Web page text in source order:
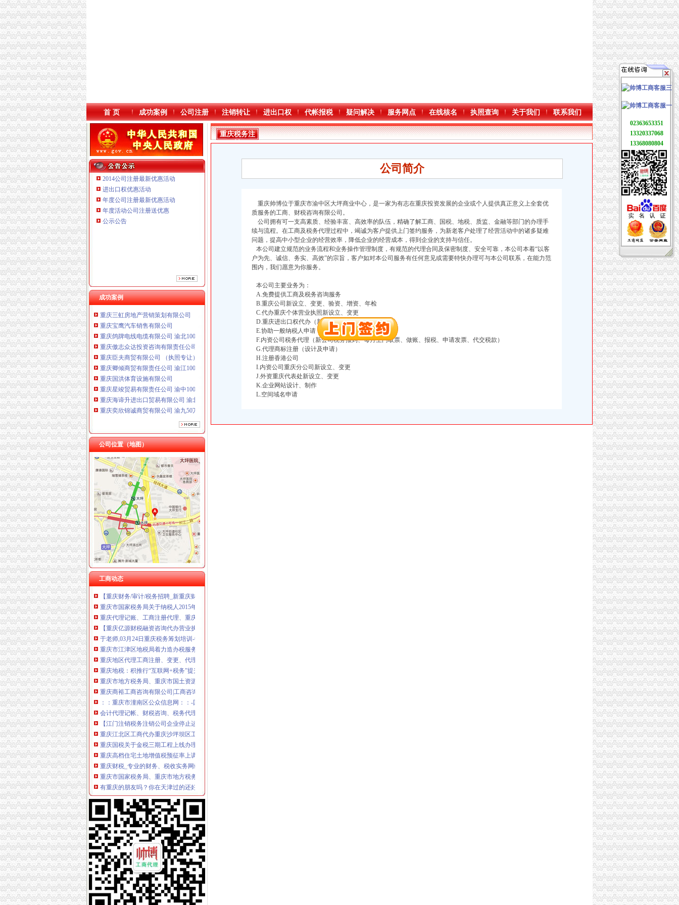
本站导航
首 页 成功案例 公司注册 注销转让 进出口权 代帐报税 疑问解决 服务网点 在线核名 执照查询 关于我们 联系我们
2014公司注册最新优惠活动
进出口权优惠活动
年度公司注册最新优惠活动
年度活动公司注册送优惠
公示公告
成功案例
重庆鸽牌电线电缆有限公司 渝北10010万 (进出口权)
重庆傲志众达投资咨询有限责任公司 渝九1000万 （增资）
重庆奕欣锦诚商贸有限公司 渝九50万 （工商注册）
重庆信同广告有限公司 渝沙50万 （工商注册）
重庆三虹房地产营销策划有限公司
重庆宝鹰汽车销售有限公司
重庆鸽牌电线电缆有限公司 渝北10010万 (进出口权)
重庆傲志众达投资咨询有限责任公司 渝九1000万 （增资）
重庆臣夫商贸有限公司 （执照专让）
重庆卿倾商贸有限责任公司 渝江100万 （工商注册）
重庆国洪体育设施有限公司
重庆星竣贸易有限责任公司 渝中100万 （进出口权）
重庆海谛升进出口贸易有限公司 渝北100万 （进出口权）
重庆奕欣锦诚商贸有限公司 渝九50万 （工商注册）
重庆信同广告有限公司 渝沙50万 （工商注册）
重庆三虹房地产营销策划有限公司
重庆宝鹰汽车销售有限公司
公司位置（地图）
工商动态
重庆税务注销
【税收管理】重庆市地方税务局关于印发《“三证合一、一照一码”
重庆会计五大税务术语-vc资本的文章【一览职业社区】
【注册注销工商税务办理代理记账做账纳税申报】-代理记帐-海口赶集网
《一般纳税人注销流程》100篇第一文库网
重庆工商注册代理记账变更税务财务佼佼泽工商
重庆财税_专业的财务、税收实务网站-亿企赢财税资讯
国家税务总局2015年持续加“规范税务”建设_部门新闻_新闻_中国
重庆沙坪坝门户网
【重庆财务/审计/税务招聘_新重庆财务/审计/税务招聘信息】-前程无忧
重庆市国家税务局关于纳税人2015年度关联申报等事项的提示-中国会
重庆代理记账、工商注册代理、重庆微型企业、商标注册、税务评估
【重庆亿源财税融资咨询代办营业执照营业哪家比较好】价格,厂家,
于老师,03月24日重庆税务筹划培训-中华品牌管理网
重庆市江津区地税局着力造办税服务“轻体验”-新华网
重庆地区代理工商注册、变更、代理记账、税务咨询可提供地
重庆地税：积推行“互联网+税务”提升服务质效-长江经济网
重庆市地方税务局、重庆市国土资源和房屋管理局<BR>关于暂停办理
重庆商裕工商咨询有限公司|工商咨询|代帐咨询|做账报税|税务代办|代
：：重庆市潼南区公众信息网：：-国税局
会计代理记帐、财税咨询、税务代理-重庆便民网
【江门注销税务注销公司企业停止运营不注销后果严重】-鹤山沙坪易
重庆江北区工商代办重庆沙坪坝区工商代办【渝盾】_其他加盟-中国
重庆国税关于金税三期工程上线办理有关涉税事项的公告_地方规-
重庆高档住宅土地增值税预征率上调至2%_东方财富网
重庆财税_专业的财务、税收实务网站-亿企赢财税资讯
重庆市国家税务局、重庆市地方税务局、重庆市工商管理局转发国
有重庆的朋友吗？你在天津过的还好吗？（转载）_天津_天涯论坛_天
重庆注册税务招聘_重庆注册税务招聘信息_智联重庆招聘网_找工作求
《重庆市国税小规模申报》_优秀范文十篇
重庆招聘税务专员_重庆弘昇管道有限公司招聘-汇博网
重庆税务登记证挂失电话-沙坪坝沙坪坝广告媒-重庆58同城
【税收管理】重庆市地方税务局关于印发《“三证合一、一照一码”
重庆地税的微博
重庆税务策划招聘_重庆税务策划招聘信息_智联重庆招聘网_找工作求
重庆沙坪坝门户网
重庆国税网上申报系统：
重庆营业执照代办【工商代办免费咨询】重庆益尚利财务管理有限公司
重庆财税公司-重庆亿源公司_重庆亿源_重庆市亿源财税咨询公司_重庆
重庆税务注
销
公司简介
重庆帅博位于重庆市渝中区大坪商业中心，是一家为有志在重庆投资发展的企业或个人提供真正意义上全套优
质服务的工商、财税咨询有限公司。
公司拥有可一支高素质、经验丰富、高效率的队伍，精确了解工商、国税、地税、质监、金融等部门的办理手
续与流程。在工商及税务代理过程中，竭诚为客户提供上门签约服务，为新老客户处理了经营活动中的诸多疑难
问题，提高中小型企业的经营效率，降低企业的经营成本，得到企业的支持与信任。
本公司建立规范的业务流程和业务操作管理制度，有规范的代理合同及保密制度、安全可靠，本公司本着“以客
户为先、诚信、务实、高效”的宗旨，客户如对本公司服务有任何意见或需要特快办理可与本公司联系，在能力范
围内，我们愿意为你服务。
本公司主要业务为：
A.免费提供工商及税务咨询服务
B.重庆公司新设立、变更、验资、增资、年检
C.代办重庆个体营业执照新设立、变更
D.重庆进出口权代办（新设立、变更、换证、年检）
E.协助一般纳税人申请
F.内资公司税务代理（新公司税务报到、每月上门取票、做账、报税、申请发票、代交税款）
G.代理商标注册（设计及申请）
H.注册香港公司
I.内资公司重庆分公司新设立、变更
J.外资重庆代表处新设立、变更
K.企业网站设计、制作
L.空间域名申请
02363653351
13320337068
13368080804